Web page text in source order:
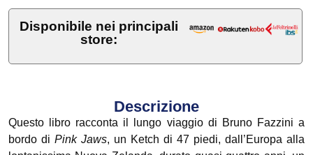
Disponibile nei principali
store:
Descrizione
Questo libro racconta il lungo viaggio di Bruno Fazzini a
bordo di Pink Jaws, un Ketch di 47 piedi, dall’Europa alla